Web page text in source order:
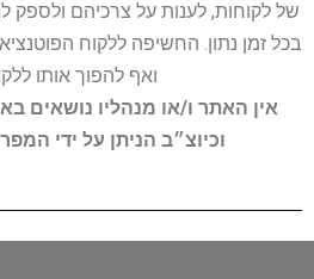
של לקוחות, לענות על צרכיהם
בכל זמן נתון. החשיפה ללקוח
ואף להפוך אותו
אין האתר ו/או מנהליו נושאים
וכיוצ״ב הניתן על ידי